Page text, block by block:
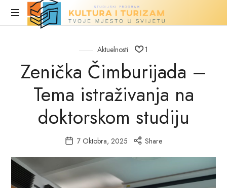
Turizam
kultura
izrade
Aktuelnosti 1
Zenička Čimburijada –
Tema istraživanja na
doktorskom studiju
7 Oktobra, 2025 Share